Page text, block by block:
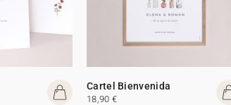
Cartel Bienvenida
18,90 €